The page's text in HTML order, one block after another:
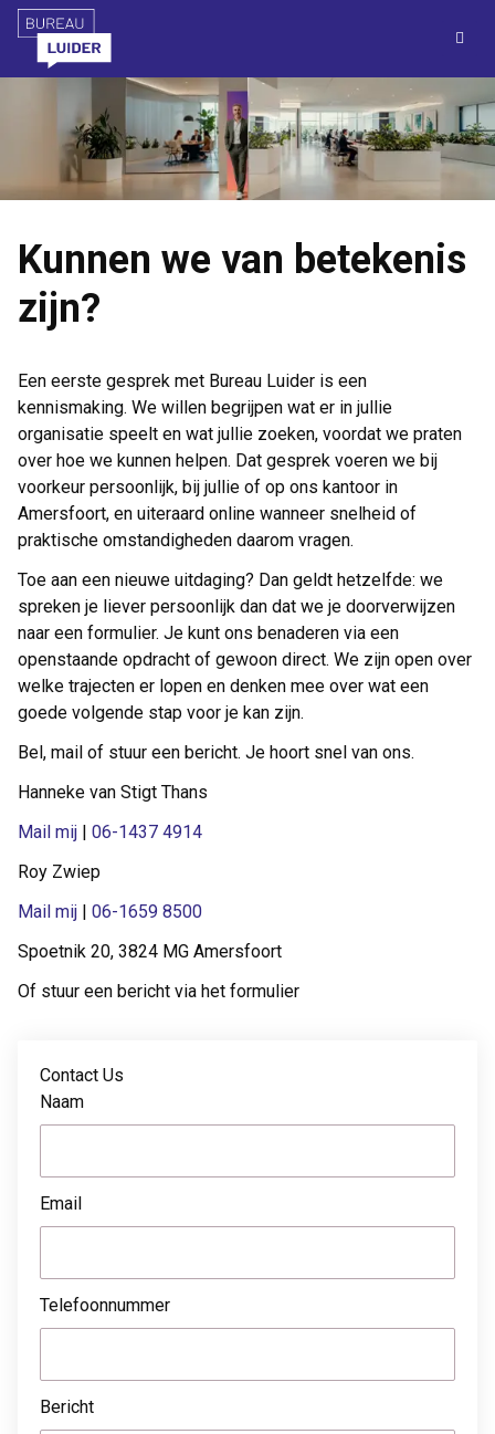
Kunnen we van betekenis
zijn?
Een eerste gesprek met Bureau Luider is een
kennismaking. We willen begrijpen wat er in jullie
organisatie speelt en wat jullie zoeken, voordat we praten
over hoe we kunnen helpen. Dat gesprek voeren we bij
voorkeur persoonlijk, bij jullie of op ons kantoor in
Amersfoort, en uiteraard online wanneer snelheid of
praktische omstandigheden daarom vragen.
Toe aan een nieuwe uitdaging? Dan geldt hetzelfde: we
spreken je liever persoonlijk dan dat we je doorverwijzen
naar een formulier. Je kunt ons benaderen via een
openstaande opdracht of gewoon direct. We zijn open over
welke trajecten er lopen en denken mee over wat een
goede volgende stap voor je kan zijn.
Bel, mail of stuur een bericht. Je hoort snel van ons.
Hanneke van Stigt Thans
Mail mij | 06-1437 4914
Roy Zwiep
Mail mij | 06-1659 8500
Spoetnik 20, 3824 MG Amersfoort
Of stuur een bericht via het formulier
Contact Us
Naam
Email
Telefoonnummer
Bericht